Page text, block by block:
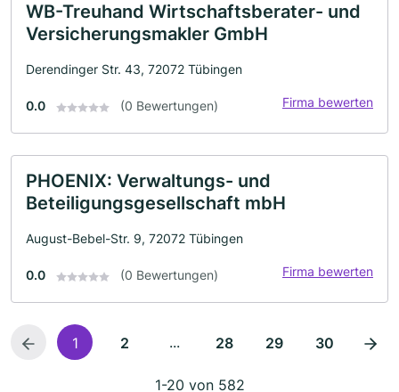
WB-Treuhand Wirtschaftsberater- und
Versicherungsmakler GmbH
Derendinger Str. 43, 72072 Tübingen
0.0 (0 Bewertungen) Firma bewerten
PHOENIX: Verwaltungs- und
Beteiligungsgesellschaft mbH
August-Bebel-Str. 9, 72072 Tübingen
0.0 (0 Bewertungen) Firma bewerten
1 2 ... 28 29 30
1-20 von 582